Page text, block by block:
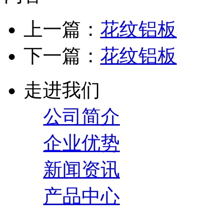
上一篇： 花纹铝板
下一篇： 花纹铝板
走进我们
公司简介
企业优势
新闻资讯
产品中心